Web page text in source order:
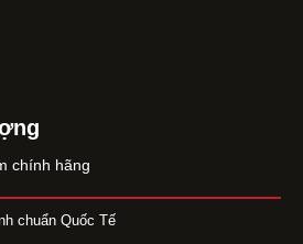
chính hãng
chuẩn Quốc Tế